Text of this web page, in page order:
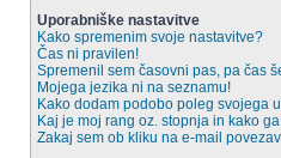
Uporabniške nastavitve
Kako spremenim svoje nastavitve?
Čas ni pravilen!
Spremenil sem časovni pas, pa čas
Mojega jezika ni na seznamu!
Kako dodam podobo poleg svojega
Kaj je moj rang oz. stopnja in kako
Zakaj sem ob kliku na e-mail